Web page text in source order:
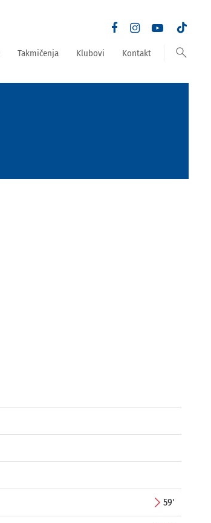
Takmičenja Klubovi Kontakt search
59'